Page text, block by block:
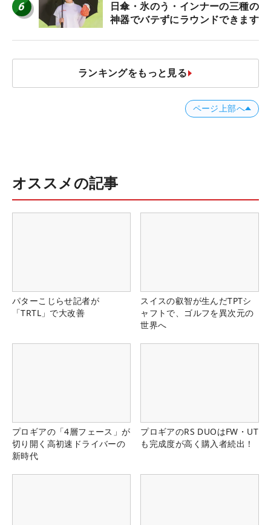
6
日傘・氷のう・インナーの三種の
神器でバテずにラウンドできます
ランキングをもっと見る
ページ上部へ
オススメの記事
パターこじらせ記者が
「TRTL」で大改善
スイスの叡智が生んだTPTシ
ャフトで、ゴルフを異次元の
世界へ
プロギアの「4層フェース」が
切り開く高初速ドライバーの
新時代
プロギアのRS DUOはFW・UT
も完成度が高く購入者続出！